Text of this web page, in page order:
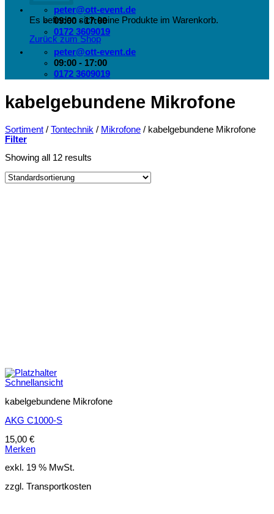
Es befinden sich keine Produkte im Warenkorb.
Zurück zum Shop
peter@ott-event.de
09:00 - 17:00
0172 3609019
peter@ott-event.de
09:00 - 17:00
0172 3609019
kabelgebundene Mikrofone
Sortiment / Tontechnik / Mikrofone / kabelgebundene Mikrofone
Filter
Showing all 12 results
Schnellansicht
kabelgebundene Mikrofone
AKG C1000-S
15,00 €
Merken
exkl. 19 % MwSt.
zzgl. Transportkosten